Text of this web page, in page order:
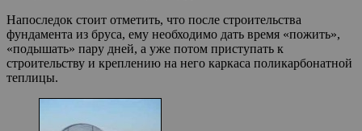
Напоследок стоит отметить, что после строительства
фундамента из бруса, ему необходимо дать время «пожить»,
«подышать» пару дней, а уже потом приступать к
строительству и креплению на него каркаса поликарбонатной
теплицы.